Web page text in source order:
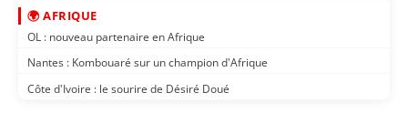
🌍 AFRIQUE
OL : nouveau partenaire en Afrique
Nantes : Kombouaré sur un champion d'Afrique
Côte d'Ivoire : le sourire de Désiré Doué